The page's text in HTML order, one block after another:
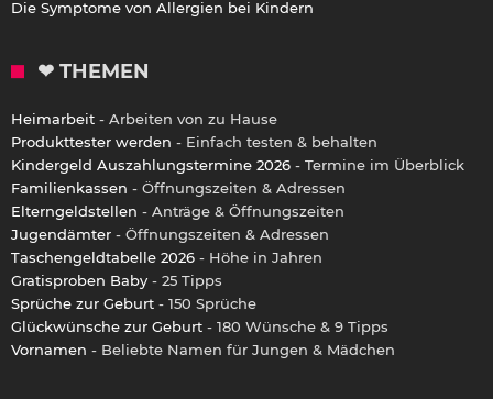
Die Symptome von Allergien bei Kindern
❤ THEMEN
Heimarbeit - Arbeiten von zu Hause
Produkttester werden - Einfach testen & behalten
Kindergeld Auszahlungstermine 2026 - Termine im Überblick
Familienkassen - Öffnungszeiten & Adressen
Elterngeldstellen - Anträge & Öffnungszeiten
Jugendämter - Öffnungszeiten & Adressen
Taschengeldtabelle 2026 - Höhe in Jahren
Gratisproben Baby - 25 Tipps
Sprüche zur Geburt - 150 Sprüche
Glückwünsche zur Geburt - 180 Wünsche & 9 Tipps
Vornamen - Beliebte Namen für Jungen & Mädchen